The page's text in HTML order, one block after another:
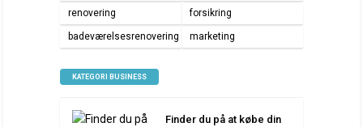
renovering forsikring
badeværelsesrenovering marketing
KATEGORI BUSINESS
Finder du på at købe din